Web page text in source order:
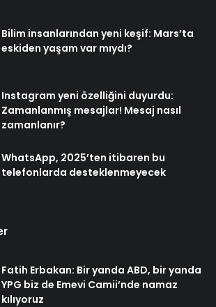
Bilim insanlarından yeni keşif: Mars’ta
eskiden yaşam var mıydı?
Instagram yeni özelliğini duyurdu:
Zamanlanmış mesajlar! Mesaj nasıl
zamanlanır?
WhatsApp, 2025’ten itibaren bu
telefonlarda desteklenmeyecek
Fatih Erbakan: Bir yanda ABD, bir yanda
YPG biz de Emevi Camii’nde namaz
kılıyoruz